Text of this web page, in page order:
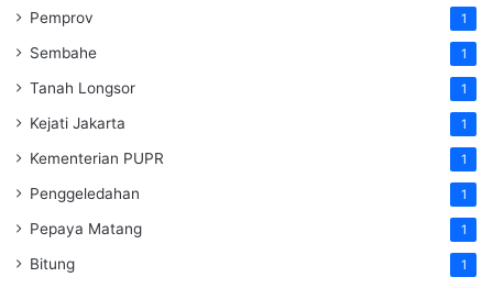
Pemprov 1
Sembahe 1
Tanah Longsor 1
Kejati Jakarta 1
Kementerian PUPR 1
Penggeledahan 1
Pepaya Matang 1
Bitung 1